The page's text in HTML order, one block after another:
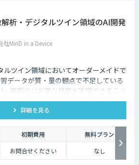
析・デジタルツイン領域のAI開発
社MinD in a Device
ルツイン領域においてオーダーメイドで
データが質・量の観点で不足している
､実用化に必要な精度を実現できること
詳細を見る
初期費用
無料プラン
お問合せください なし